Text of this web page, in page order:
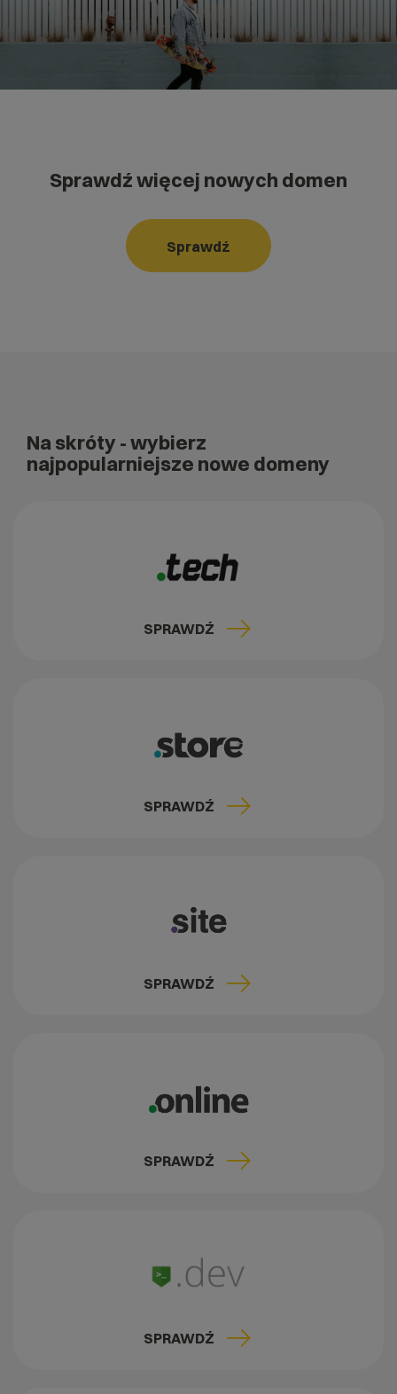
Sprawdź więcej nowych domen
Sprawdź
Na skróty - wybierz
najpopularniejsze nowe domeny
SPRAWDŹ
SPRAWDŹ
SPRAWDŹ
SPRAWDŹ
SPRAWDŹ